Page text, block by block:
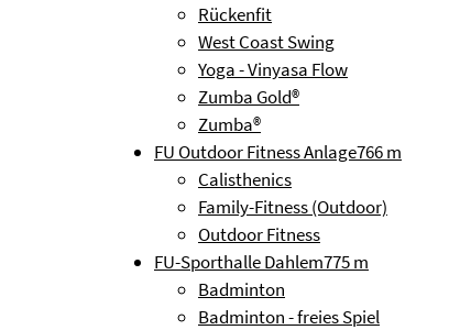
Rückenfit
West Coast Swing
Yoga - Vinyasa Flow
Zumba Gold®
Zumba®
FU Outdoor Fitness Anlage766 m
Calisthenics
Family-Fitness (Outdoor)
Outdoor Fitness
FU-Sporthalle Dahlem775 m
Badminton
Badminton - freies Spiel